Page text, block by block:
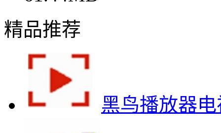
精品推荐
黑鸟播放器